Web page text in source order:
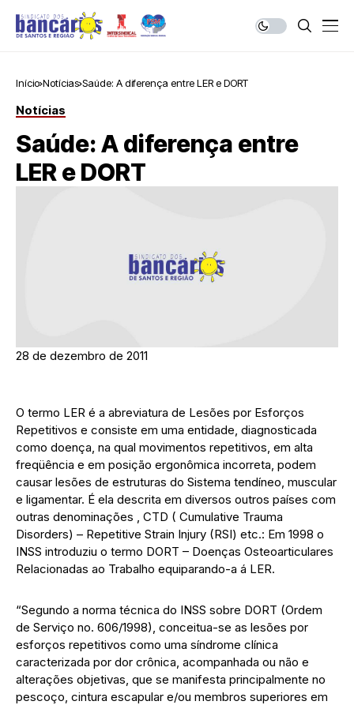
Início Notícias Saúde: A diferença entre LER e DORT
Notícias
Saúde: A diferença entre
LER e DORT
28 de dezembro de 2011
O termo LER é a abreviatura de Lesões por Esforços
Repetitivos e consiste em uma entidade, diagnosticada
como doença, na qual movimentos repetitivos, em alta
freqüência e em posição ergonômica incorreta, podem
causar lesões de estruturas do Sistema tendíneo, muscular
e ligamentar. É ela descrita em diversos outros países com
outras denominações , CTD ( Cumulative Trauma
Disorders) – Repetitive Strain Injury (RSI) etc.: Em 1998 o
INSS introduziu o termo DORT – Doenças Osteoarticulares
Relacionadas ao Trabalho equiparando-a á LER.
“Segundo a norma técnica do INSS sobre DORT (Ordem
de Serviço no. 606/1998), conceitua-se as lesões por
esforços repetitivos como uma síndrome clínica
caracterizada por dor crônica, acompanhada ou não e
alterações objetivas, que se manifesta principalmente no
pescoço, cintura escapular e/ou membros superiores em